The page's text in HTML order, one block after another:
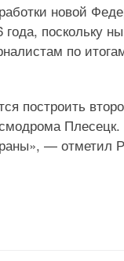
новой
поскольку
по
построить
— отметил